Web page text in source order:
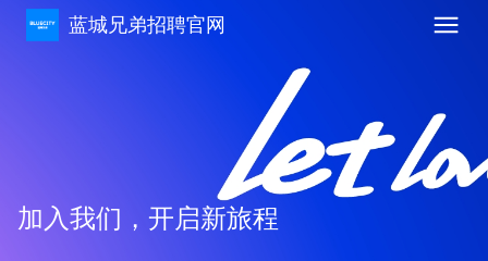
蓝城兄弟招聘官网
加入我们，开启新旅程